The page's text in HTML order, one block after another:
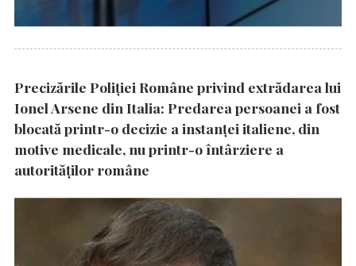
Precizările Poliţiei Române privind extrădarea lui
Ionel Arsene din Italia: Predarea persoanei a fost
blocată printr-o decizie a instanţei italiene, din
motive medicale, nu printr-o întârziere a
autorităţilor române